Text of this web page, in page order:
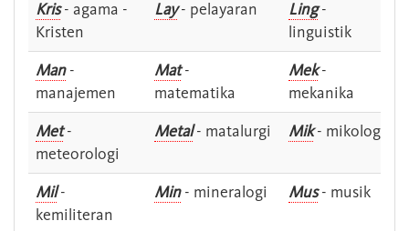
Kris- agama -
Kristen
Lay- pelayaran Ling-
linguistik
Man-
manajemen
Mat-
matematika
Mek-
mekanika
Met-
meteorologi
Metal- matalurgi Mik- mikologi
Mil-
kemiliteran
Min- mineralogi Mus- musik